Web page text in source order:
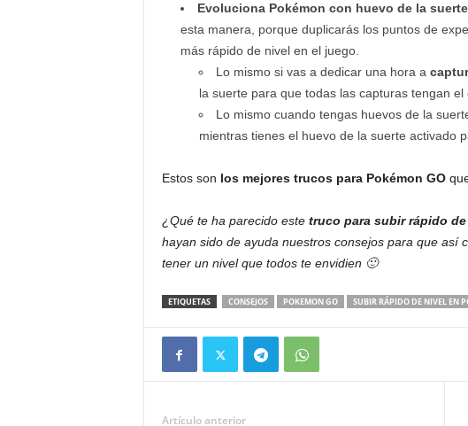
Evoluciona Pokémon con huevo de la
esta manera, porque duplicarás los puntos de
más rápido de nivel en el juego.
Lo mismo si vas a dedicar una hora a
la suerte para que todas las capturas tengan
Lo mismo cuando tengas huevos de la
mientras tienes el huevo de la suerte activado
Estos son los mejores trucos para Pokémon GO
¿Qué te ha parecido estetruco para subir rápido
hayan sido de ayuda nuestros consejos para que así
tener un nivel que todos te envidien 🙂
ETIQUETAS CONSEJOS POKEMON GO SUBIR RÁPIDO DE NIVEL EN
Artículo anterior